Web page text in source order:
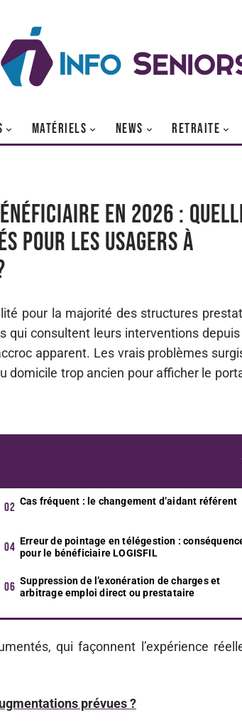
MATÉRIELS NEWS RETRAITE
en 2026 :
pour les usagers à
pour la majorité des structures
qui consultent leurs interventions
apparent. Les vrais problèmes
domicile trop ancien pour afficher le
Cas fréquent : le changement d’aidant référent
Erreur de pointage en télégestion :
pour le bénéficiaire LOGISFIL
Suppression de l’exonération de charges et
arbitrage emploi direct ou prestataire
qui façonnent l’expérience
prévues ?